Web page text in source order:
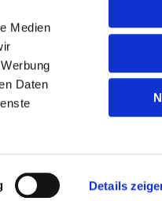
Medien
Daten
Details